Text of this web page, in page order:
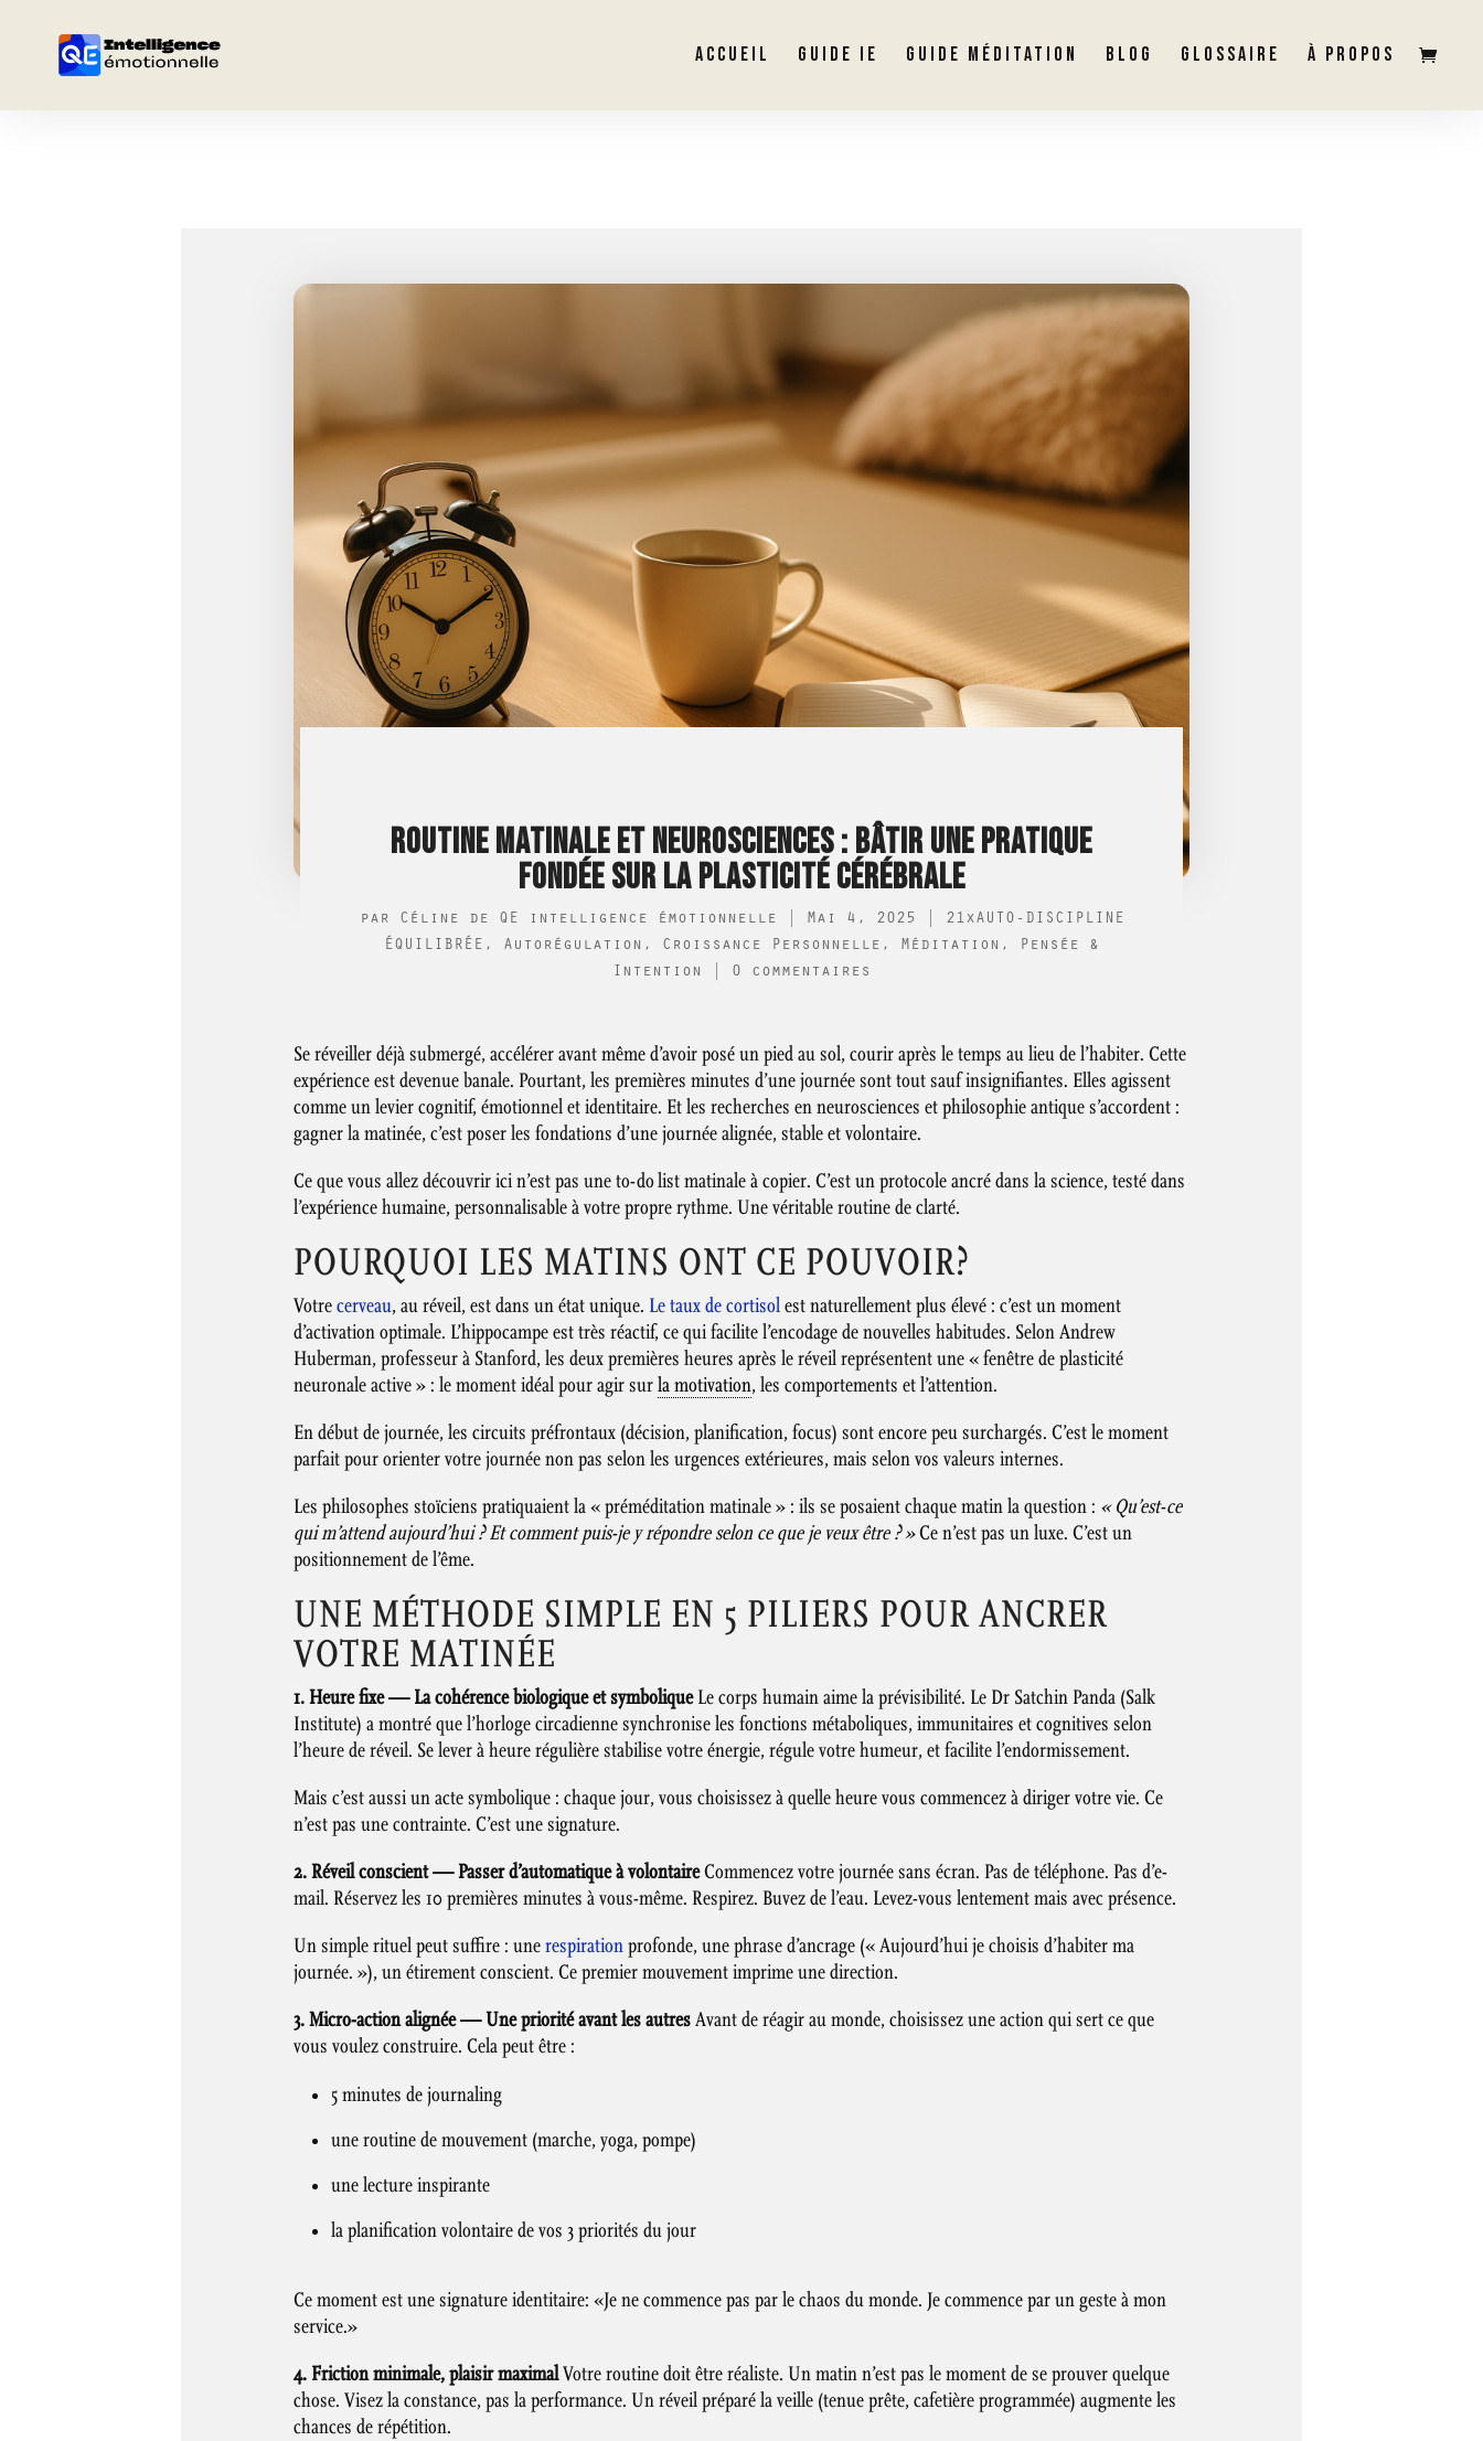
ACCUEIL GUIDE IE GUIDE MÉDITATION BLOG GLOSSAIRE À PROPOS
ROUTINE MATINALE ET NEUROSCIENCES : BÂTIR UNE PRATIQUE
FONDÉE SUR LA PLASTICITÉ CÉRÉBRALE
par Céline de QE intelligence émotionnelle Mai 4, 2025
21xAUTO-DISCIPLINE
ÉQUILIBRÉE , Autorégulation , Croissance Personnelle , Méditation ,
Pensée &
Intention
0 commentaires
Se réveiller déjà submergé, accélérer avant même d’avoir posé un pied au sol, courir après le temps au lieu de l’habiter. Cette
expérience est devenue banale. Pourtant, les premières minutes d’une journée sont tout sauf insignifiantes. Elles agissent
comme un levier cognitif, émotionnel et identitaire. Et les recherches en neurosciences et philosophie antique s’accordent :
gagner la matinée, c’est poser les fondations d’une journée alignée, stable et volontaire.
Ce que vous allez découvrir ici n’est pas une to-do list matinale à copier. C’est un protocole ancré dans la science, testé dans
l’expérience humaine, personnalisable à votre propre rythme. Une véritable routine de clarté.
POURQUOI LES MATINS ONT CE POUVOIR?
Votrecerveau, au réveil, est dans un état unique. Le taux de cortisolest naturellement plus élevé : c’est un moment
d’activation optimale. L’hippocampe est très réactif, ce qui facilite l’encodage de nouvelles habitudes. Selon Andrew
Huberman, professeur à Stanford, les deux premières heures après le réveil représentent une « fenêtre de plasticité
neuronale active » : le moment idéal pour agir surla motivation, les comportements et l’attention.
En début de journée, les circuits préfrontaux (décision, planification, focus) sont encore peu surchargés. C’est le moment
parfait pour orienter votre journée non pas selon les urgences extérieures, mais selon vos valeurs internes.
Les philosophes stoïciens pratiquaient la « préméditation matinale » : ils se posaient chaque matin la question : « Qu’est-ce
qui m’attend aujourd’hui ? Et comment puis-je y répondre selon ce que je veux être ? »Ce n’est pas un luxe. C’est un
positionnement de l’ême.
UNE MÉTHODE SIMPLE EN 5 PILIERS POUR ANCRER
VOTRE MATINÉE
1. Heure fixe — La cohérence biologique et symboliqueLe corps humain aime la prévisibilité. Le Dr Satchin Panda (Salk
Institute) a montré que l’horloge circadienne synchronise les fonctions métaboliques, immunitaires et cognitives selon
l’heure de réveil. Se lever à heure régulière stabilise votre énergie, régule votre humeur, et facilite l’endormissement.
Mais c’est aussi un acte symbolique : chaque jour, vous choisissez à quelle heure vous commencez à diriger votre vie. Ce
n’est pas une contrainte. C’est une signature.
2. Réveil conscient — Passer d’automatique à volontaireCommencez votre journée sans écran. Pas de téléphone. Pas d’e-
mail. Réservez les 10 premières minutes à vous-même. Respirez. Buvez de l’eau. Levez-vous lentement mais avec présence.
Un simple rituel peut suffire : unerespirationprofonde, une phrase d’ancrage (« Aujourd’hui je choisis d’habiter ma
journée. »), un étirement conscient. Ce premier mouvement imprime une direction.
3. Micro-action alignée — Une priorité avant les autresAvant de réagir au monde, choisissez une action qui sert ce que
vous voulez construire. Cela peut être :
5 minutes de journaling
une routine de mouvement (marche, yoga, pompe)
une lecture inspirante
la planification volontaire de vos 3 priorités du jour
Ce moment est une signature identitaire: «Je ne commence pas par le chaos du monde. Je commence par un geste à mon
service.»
4. Friction minimale, plaisir maximalVotre routine doit être réaliste. Un matin n’est pas le moment de se prouver quelque
chose. Visez la constance, pas la performance. Un réveil préparé la veille (tenue prête, cafetière programmée) augmente les
chances de répétition.